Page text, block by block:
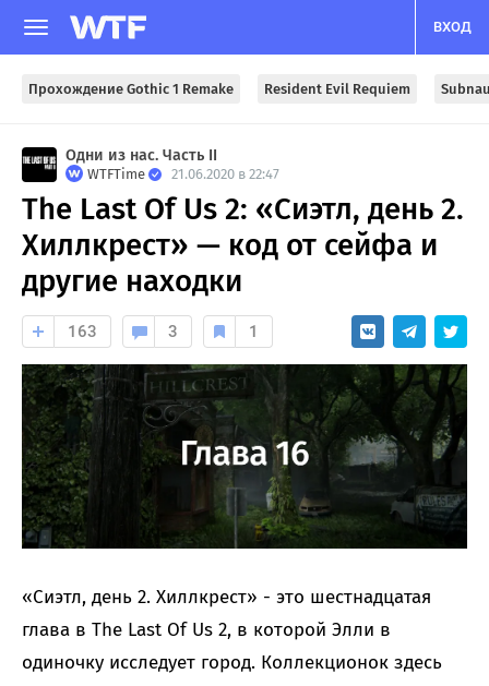
ВХОД
Прохождение Gothic 1 Remake Resident Evil Requiem
Одни из нас. Часть II
WTFTime 21.06.2020 в 22:47
The Last Of Us 2: «Сиэтл, день 2.
Хиллкрест» — код от сейфа и
другие находки
163 3 1
«Сиэтл, день 2. Хиллкрест» - это шестнадцатая
глава в The Last Of Us 2, в которой Элли в
одиночку исследует город. Коллекционок здесь